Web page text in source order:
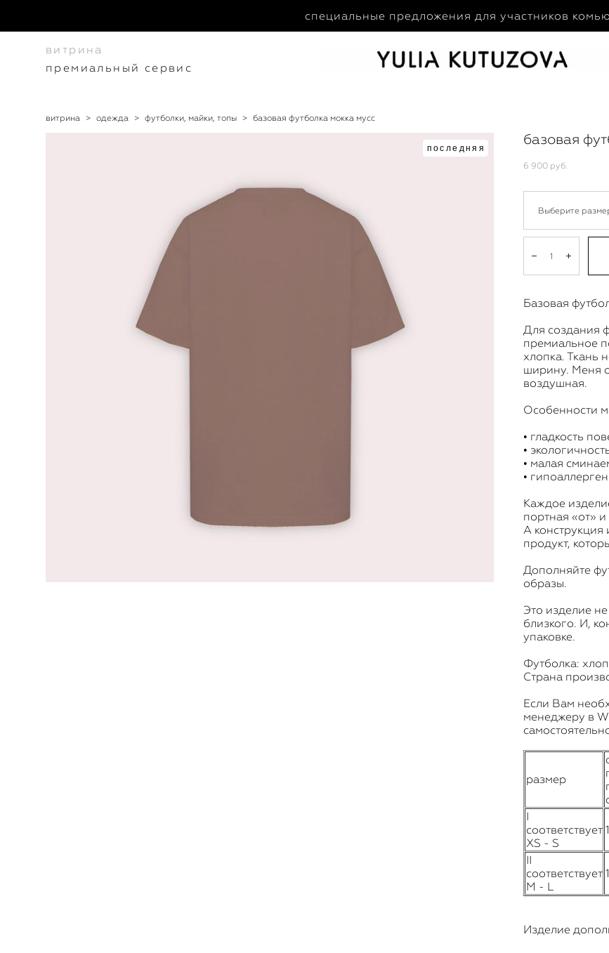
специальные предложения для участников
витрина
премиальный сервис
витрина > одежда > футболки, майки, топы > базовая футболка мокка мусс
последняя
базовая
6 900 pуб.
Выберите
Базовая
Для создания
премиальное
хлопка. Ткань
ширину. Меня
воздушная.
Особенности
• гладкость
•
• малая
•
Каждое
портная «от»
А
продукт,
Дополняйте
образы.
Это изделие
близкого. И,
упаковке.
Футболка:
Страна
Если Вам
менеджеру в
размер
I
соответствует
XS - S
II
соответствует
M - L
Изделие